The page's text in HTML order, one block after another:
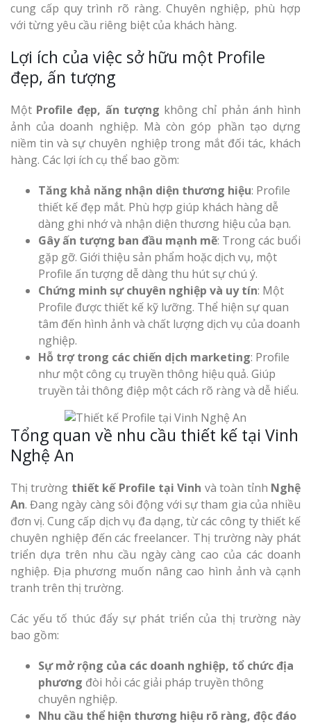
cung cấp quy trình rõ ràng. Chuyên nghiệp, phù hợp
với từng yêu cầu riêng biệt của khách hàng.
Lợi ích của việc sở hữu một Profile
đẹp, ấn tượng
Một Profile đẹp, ấn tượng không chỉ phản ánh hình
ảnh của doanh nghiệp. Mà còn góp phần tạo dựng
niềm tin và sự chuyên nghiệp trong mắt đối tác, khách
hàng. Các lợi ích cụ thể bao gồm:
Tăng khả năng nhận diện thương hiệu: Profile
thiết kế đẹp mắt. Phù hợp giúp khách hàng dễ
dàng ghi nhớ và nhận diện thương hiệu của bạn.
Gây ấn tượng ban đầu mạnh mẽ: Trong các buổi
gặp gỡ. Giới thiệu sản phẩm hoặc dịch vụ, một
Profile ấn tượng dễ dàng thu hút sự chú ý.
Chứng minh sự chuyên nghiệp và uy tín: Một
Profile được thiết kế kỹ lưỡng. Thể hiện sự quan
tâm đến hình ảnh và chất lượng dịch vụ của doanh
nghiệp.
Hỗ trợ trong các chiến dịch marketing: Profile
như một công cụ truyền thông hiệu quả. Giúp
truyền tải thông điệp một cách rõ ràng và dễ hiểu.
Tổng quan về nhu cầu thiết kế tại Vinh
Nghệ An
Thị trường thiết kế Profile tại Vinh và toàn tỉnh Nghệ
An. Đang ngày càng sôi động với sự tham gia của nhiều
đơn vị. Cung cấp dịch vụ đa dạng, từ các công ty thiết kế
chuyên nghiệp đến các freelancer. Thị trường này phát
triển dựa trên nhu cầu ngày càng cao của các doanh
nghiệp. Địa phương muốn nâng cao hình ảnh và cạnh
tranh trên thị trường.
Các yếu tố thúc đẩy sự phát triển của thị trường này
bao gồm:
Sự mở rộng của các doanh nghiệp, tổ chức địa
phương đòi hỏi các giải pháp truyền thông
chuyên nghiệp.
Nhu cầu thể hiện thương hiệu rõ ràng, độc đáo
Làm biển
tại Vinh Nghệ An
Làm Biển
Làm Biển
Mỹ Phẩm Vinh Thu
Hàng
Top 10 Mẫu
Hiệu Shop
Nghệ An Đẹp
Làm Bảng
Thuốc Nghệ An
Làm Hộp
Mỏng Nghệ
Hút
Bảng Hiệu
Vinh Thu Hút Mọi
Bảng Hiệu